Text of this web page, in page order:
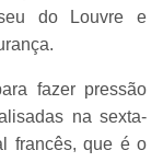
do Louvre e
fazer pressão
na sexta-
francês, que é o